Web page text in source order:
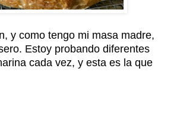
y como tengo mi masa madre,
Estoy probando diferentes
cada vez, y esta es la que